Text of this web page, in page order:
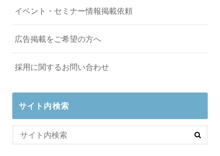
イベント・セミナー情報掲載依頼
広告掲載をご希望の方へ
採用に関するお問い合わせ
サイト内検索